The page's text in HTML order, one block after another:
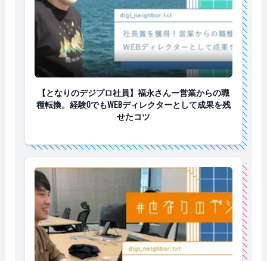
【となりのデジプロ社員】福永さんー営業からの職
【となりのデジプロ社員】福永さんー営業からの職
種転換。経験0でもWEBディレクターとして成果を残
せたコツ